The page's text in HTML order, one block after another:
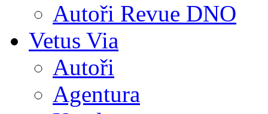
Autoři Revue DNO
Vetus Via
Autoři
Agentura